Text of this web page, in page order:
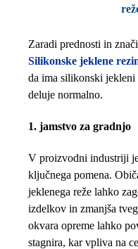
Zaradi prednosti in
Silikonske jeklene
da ima silikonski
deluje normalno.
1. jamstvo za gradnjo
V proizvodni industriji
ključnega pomena.
jeklenega reže lahko
izdelkov in zmanjša
okvara opreme lahko
stagnira, kar vpliva na